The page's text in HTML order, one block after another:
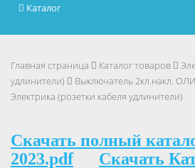
Каталог
Главная страница Каталог товаров
удлинители)
Выключатель 2кл.накл.
Электрика (розетки кабеля удлинители)
Скачать полный
2023.pdf
Скачать